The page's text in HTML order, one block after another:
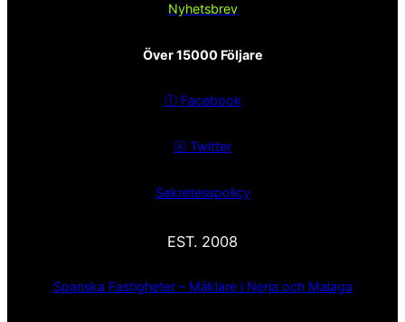
Nyhetsbrev
Över 15000 Följare
ⓕ Facebook
ⓧ Twitter
Sekretesspolicy
EST. 2008
Spanska Fastigheter – Mäklare i Nerja och Malaga